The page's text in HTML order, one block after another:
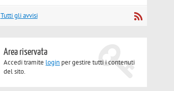
Tutti gli avvisi
Area riservata
Accedi tramite login per gestire tutti i contenuti
del sito.